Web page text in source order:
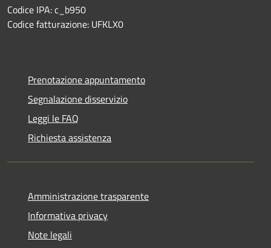
Codice IPA: c_b950
Codice fatturazione: UFKLX0
Prenotazione appuntamento
Segnalazione disservizio
Leggi le FAQ
Richiesta assistenza
Amministrazione trasparente
Informativa privacy
Note legali